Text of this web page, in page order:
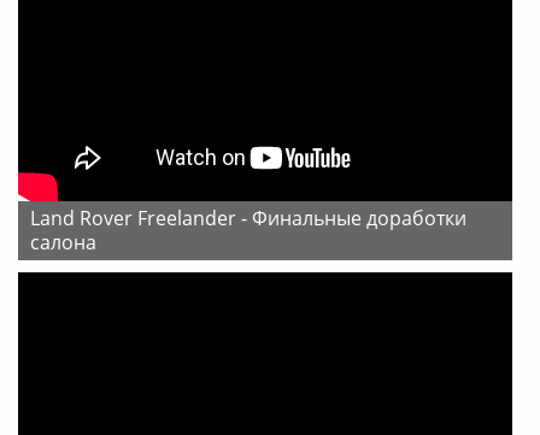
Land Rover Freelander - Финальные доработки
салона